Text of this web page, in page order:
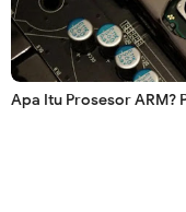
Apa Itu Prosesor ARM?